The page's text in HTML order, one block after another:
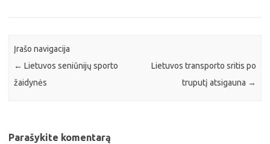
Įrašo navigacija
← Lietuvos seniūnijų sporto
žaidynės
Lietuvos transporto sritis po
truputį atsigauna →
Parašykite komentarą